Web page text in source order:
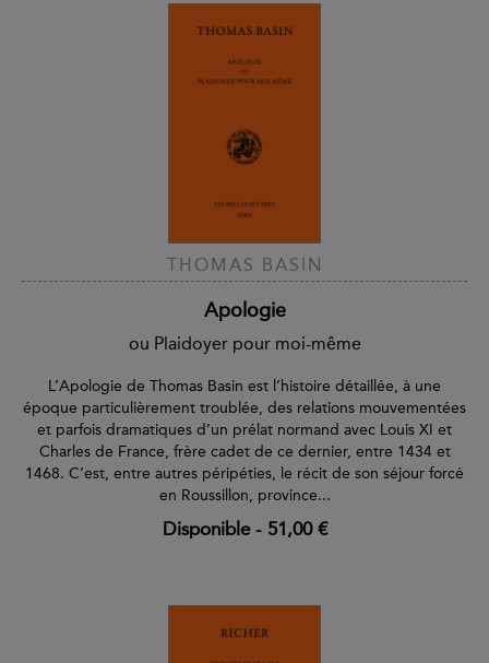
THOMAS BASIN
Apologie
ou Plaidoyer pour moi-même
L’Apologie de Thomas Basin est l’histoire détaillée, à une
époque particulièrement troublée, des relations mouvementées
et parfois dramatiques d’un prélat normand avec Louis XI et
Charles de France, frère cadet de ce dernier, entre 1434 et
1468. C’est, entre autres péripéties, le récit de son séjour forcé
en Roussillon, province...
Disponible- 51,00 €